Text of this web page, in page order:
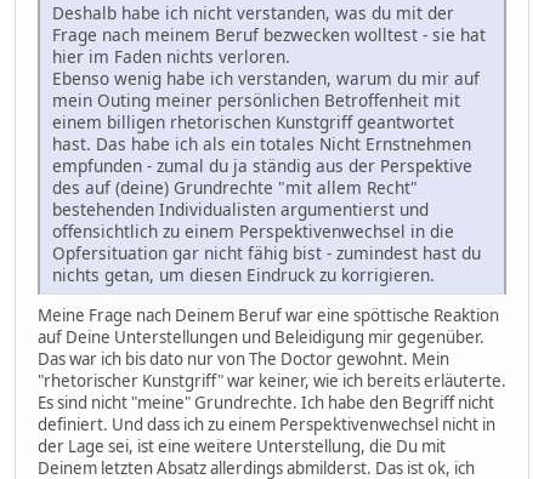
Deshalb habe ich nicht verstanden, was du mit der
Frage nach meinem Beruf bezwecken wolltest - sie hat
hier im Faden nichts verloren.
Ebenso wenig habe ich verstanden, warum du mir auf
mein Outing meiner persönlichen Betroffenheit mit
einem billigen rhetorischen Kunstgriff geantwortet
hast. Das habe ich als ein totales Nicht Ernstnehmen
empfunden - zumal du ja ständig aus der Perspektive
des auf (deine) Grundrechte "mit allem Recht"
bestehenden Individualisten argumentierst und
offensichtlich zu einem Perspektivenwechsel in die
Opfersituation gar nicht fähig bist - zumindest hast du
nichts getan, um diesen Eindruck zu korrigieren.
Meine Frage nach Deinem Beruf war eine spöttische Reaktion
auf Deine Unterstellungen und Beleidigung mir gegenüber.
Das war ich bis dato nur von The Doctor gewohnt. Mein
"rhetorischer Kunstgriff" war keiner, wie ich bereits erläuterte.
Es sind nicht "meine" Grundrechte. Ich habe den Begriff nicht
definiert. Und dass ich zu einem Perspektivenwechsel nicht in
der Lage sei, ist eine weitere Unterstellung, die Du mit
Deinem letzten Absatz allerdings abmilderst. Das ist ok, ich